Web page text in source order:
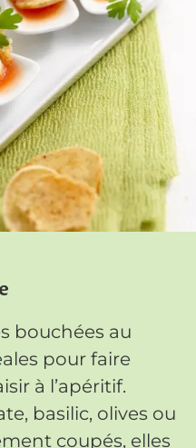
bouchées au
pour faire
à l’apéritif.
basilic, olives ou
coupés, elles